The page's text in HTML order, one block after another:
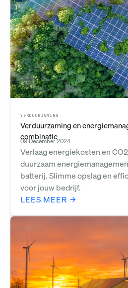
VERDUURZAMING
Verduurzaming en
combinatie
09 December 2024
Verlaag energiekosten en
duurzaam
batterij. Slimme opslag en
voor jouw bedrijf.
LEES MEER